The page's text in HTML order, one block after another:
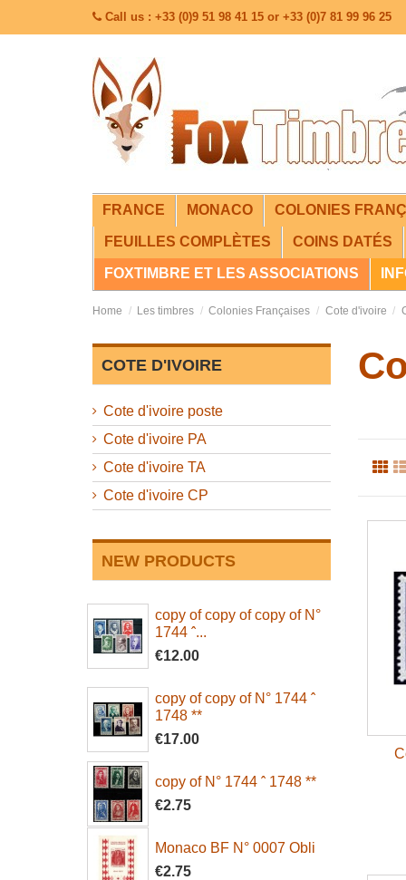
Call us : +33 (0)9 51 98 41 15 or +33 (0)7 81 99 96 25
FRANCE MONACO COLONIES
FEUILLES COMPLÈTES COINS DATÉS
FOXTIMBRE ET LES ASSOCIATIONS
Home Les timbres Colonies Françaises Cote d'ivoire
COTE D'IVOIRE
Cote d'ivoire poste
Cote d'ivoire PA
Cote d'ivoire TA
Cote d'ivoire CP
NEW PRODUCTS
copy of copy of copy of N°
1744 ˆ...
€12.00
copy of copy of N° 1744 ˆ
1748 **
€17.00
copy of N° 1744 ˆ 1748 **
€2.75
Monaco BF N° 0007 Obli
€2.75